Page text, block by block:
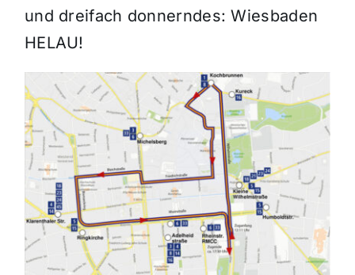
und dreifach donnerndes: Wiesbaden
HELAU!